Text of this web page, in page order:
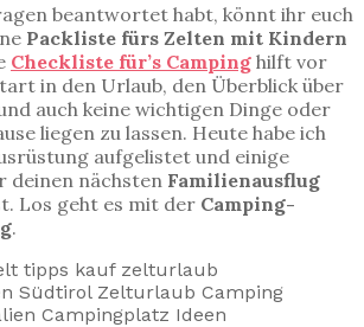
beantwortet habt, könnt ihr euch
Packliste fürs Zelten mit Kindern
Checkliste für’s Camping hilft vor
in den Urlaub, den Überblick über
auch keine wichtigen Dinge oder
liegen zu lassen. Heute habe ich
aufgelistet und einige
deinen nächsten Familienausflug
Los geht es mit der Camping-
.